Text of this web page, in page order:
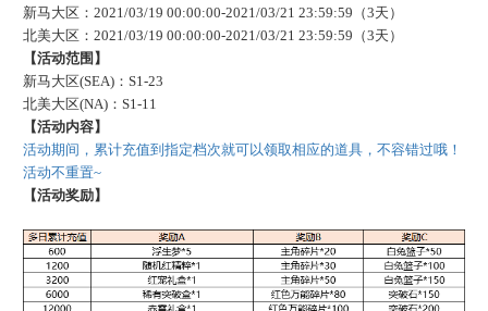
新马大区： 2021/03/19 00:00:00-2021/03/21 23:59:59（3天）
北美大区： 2021/03/19 00:00:00-2021/03/21 23:59:59（3天）
【活动范围】
新马大区(SEA)：S1-23
北美大区(NA)：S1-11
【活动内容】
活动期间，累计充值到指定档次就可以领取相应的道具，不容错过哦！
活动不重置~
【活动奖励】